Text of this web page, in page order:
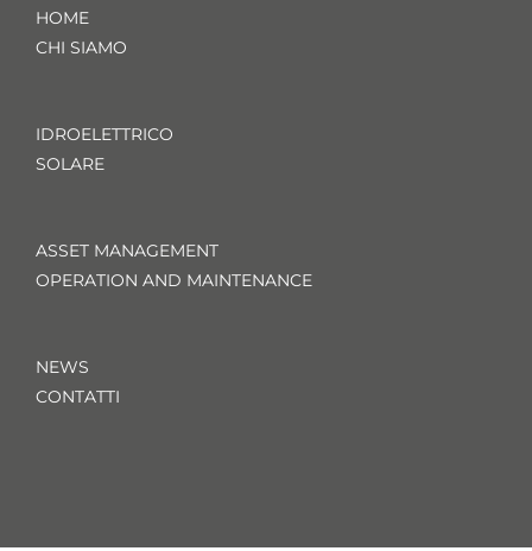
HOME
CHI SIAMO
IDROELETTRICO
SOLARE
ASSET MANAGEMENT
OPERATION AND MAINTENANCE
NEWS
CONTATTI